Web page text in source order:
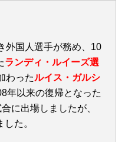
外国人選手が務め、10
ランディ・ルイーズ選
わったルイス・ガルシ
年以来の復帰となった
に出場しましたが、
た。